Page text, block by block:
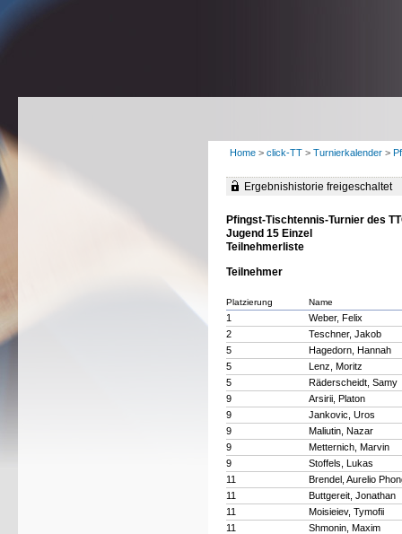
Home > click-TT > Turnierkalender >
Ergebnishistorie freigeschaltet
Pfingst-Tischtennis-Turnier des
Jugend 15 Einzel
Teilnehmerliste
Teilnehmer
Platzierung Name
1
Weber, Felix
2
Teschner, Jakob
5
Hagedorn, Hannah
5
Lenz, Moritz
5
Räderscheidt, Samy
9
Arsirii, Platon
9
Jankovic, Uros
9
Maliutin, Nazar
9
Metternich, Marvin
9
Stoffels, Lukas
11
Brendel, Aurelio
11
Buttgereit, Jonathan
11
Moisieiev, Tymofii
11
Shmonin, Maxim